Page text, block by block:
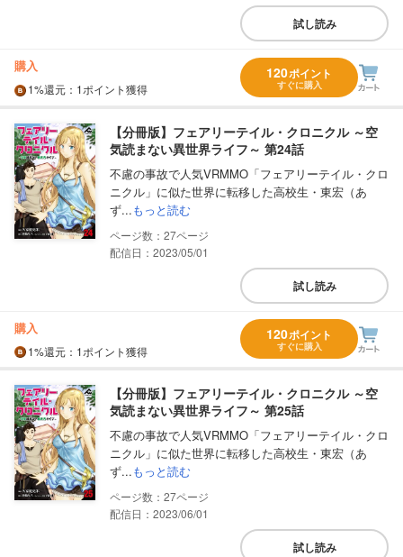
試し読み
購入
1%還元 ：1ポイント獲得
120ポイント
すぐに購入
【分冊版】フェアリーテイル・クロニクル ～空
気読まない異世界ライフ～ 第24話
不慮の事故で人気VRMMO「フェアリーテイル・クロ
ニクル」に似た世界に転移した高校生・東宏（あ
ず...もっと読む
27
配信日：2023/05/01
試し読み
購入
1%還元 ：1ポイント獲得
120ポイント
すぐに購入
【分冊版】フェアリーテイル・クロニクル ～空
気読まない異世界ライフ～ 第25話
不慮の事故で人気VRMMO「フェアリーテイル・クロ
ニクル」に似た世界に転移した高校生・東宏（あ
ず...もっと読む
27
配信日：2023/06/01
試し読み